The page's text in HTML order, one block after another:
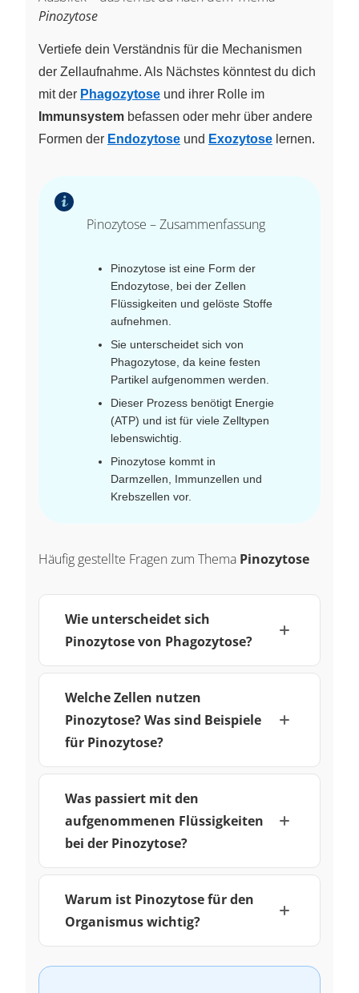
Pinozytose
Vertiefe dein Verständnis für die Mechanismen
der Zellaufnahme. Als Nächstes könntest du dich
mit der Phagozytose und ihrer Rolle im
Immunsystem befassen oder mehr über andere
Formen der Endozytose und Exozytose lernen.
Pinozytose – Zusammenfassung
Pinozytose ist eine Form der
Endozytose, bei der Zellen
Flüssigkeiten und gelöste Stoffe
aufnehmen.
Sie unterscheidet sich von
Phagozytose, da keine festen
Partikel aufgenommen werden.
Dieser Prozess benötigt Energie
(ATP) und ist für viele Zelltypen
lebenswichtig.
Pinozytose kommt in
Darmzellen, Immunzellen und
Krebszellen vor.
Häufig gestellte Fragen zum Thema Pinozytose
Wie unterscheidet sich
Pinozytose von Phagozytose?
Welche Zellen nutzen
Pinozytose? Was sind Beispiele
für Pinozytose?
Was passiert mit den
aufgenommenen Flüssigkeiten
bei der Pinozytose?
Warum ist Pinozytose für den
Organismus wichtig?